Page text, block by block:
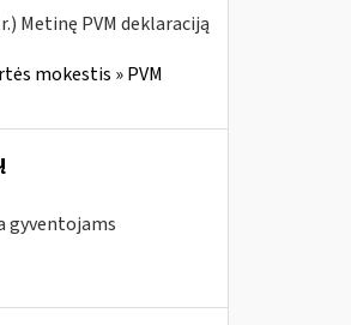
Metinę PVM deklaraciją
mokestis » PVM
gyventojams